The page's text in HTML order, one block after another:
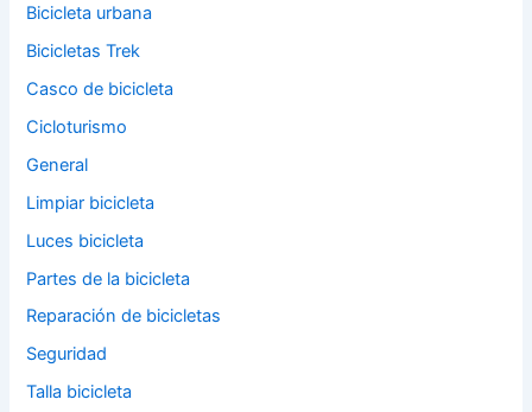
Bicicleta urbana
Bicicletas Trek
Casco de bicicleta
Cicloturismo
General
Limpiar bicicleta
Luces bicicleta
Partes de la bicicleta
Reparación de bicicletas
Seguridad
Talla bicicleta